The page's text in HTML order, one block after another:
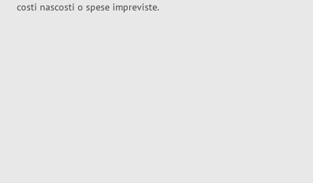
costi nascosti o spese impreviste.